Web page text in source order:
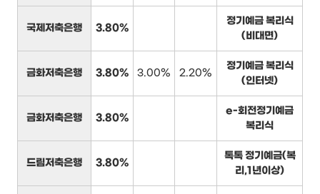
국제저축은행 3.80%
정기예금 복리식
(비대면)
금화저축은행 3.80% 3.00% 2.20%
정기예금 복리식
(인터넷)
금화저축은행 3.80%
e-회전정기예금
복리식
드림저축은행 3.80%
톡톡 정기예금(복
리,1년이상)